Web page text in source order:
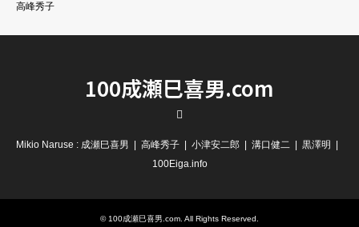
高峰秀子
100成瀬巳喜男.com
Mikio Naruse : 成瀬巳喜男 高峰秀子 小津安二郎 溝口健二
黒澤明
100Eiga.info
©100成瀬巳喜男.com. All Rights Reserved.